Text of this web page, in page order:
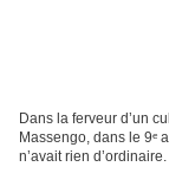
Dans la ferveur d’un
Massengo, dans le 9ᵉ
n’avait rien